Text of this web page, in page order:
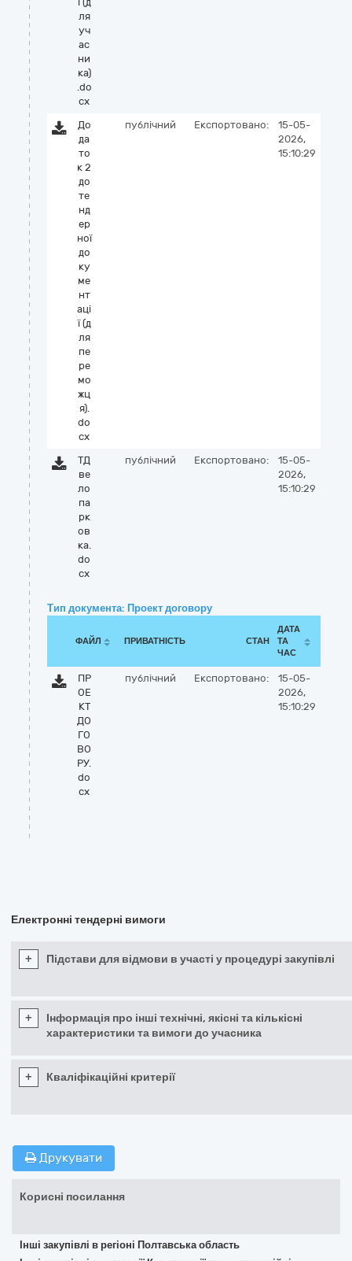
ля
уч
ас
ни
ка)
.do
cx
До
да
то
к 2
до
те
нд
ер
ної
до
ку
ме
нт
аці
ї (д
ля
пе
ре
мо
жц
я).
do
cx
публічний Експортовано:
15-05-
2026,
15:10:29
ТД
ве
ло
па
рк
ов
ка.
do
cx
публічний Експортовано:
15-05-
2026,
15:10:29
Тип документа: Проект договору
ФАЙЛ ПРИВАТНІСТЬ СТАН
ДАТА
ТА
ЧАС
ПР
ОЕ
КТ
ДО
ГО
ВО
РУ.
do
cx
публічний Експортовано:
15-05-
2026,
15:10:29
Електронні тендерні вимоги
+ Підстави для відмови в участі у процедурі закупівлі
+
Інформація про інші технічні, якісні та кількісні
характеристики та вимоги до учасника
+ Кваліфікаційні критерії
Друкувати
Корисні посилання
Інші закупівлі в регіоні Полтавська область